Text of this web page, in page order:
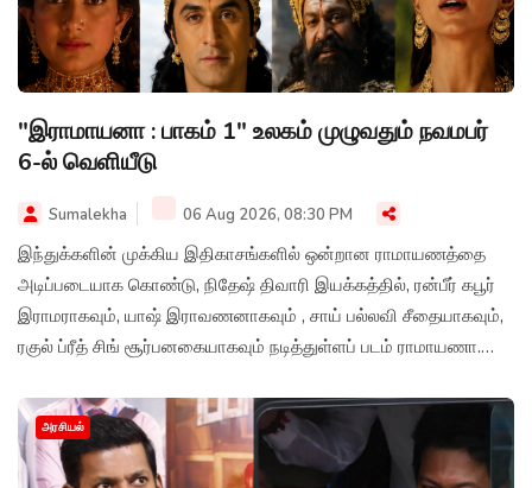
"இராமாயனா : பாகம் 1" உலகம் முழுவதும் நவமபர்
6-ல் வெளியீடு
Sumalekha 06 Aug 2026, 08:30 PM
இந்துக்களின் முக்கிய இதிகாசங்களில் ஒன்றான ராமாயணத்தை
அடிப்படையாக கொண்டு, நிதேஷ் திவாரி இயக்கத்தில், ரன்பீர் கபூர்
இராமராகவும், யாஷ் இராவணனாகவும் , சாய் பல்லவி சீதையாகவும்,
ரகுல் ப்ரீத் சிங் சூர்பனகையாகவும் நடித்துள்ளப் படம் ராமாயணா.
முழுவதும் வெளியாகவுள்ளது.
அரசியல்